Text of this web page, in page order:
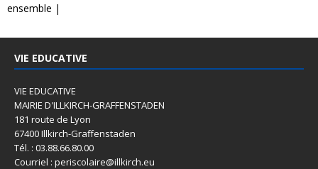
ensemble |
VIE EDUCATIVE
VIE EDUCATIVE
MAIRIE D'ILLKIRCH-GRAFFENSTADEN
181 route de Lyon
67400 Illkirch-Graffenstaden
Tél. : 03.88.66.80.00
Courriel : periscolaire@illkirch.eu